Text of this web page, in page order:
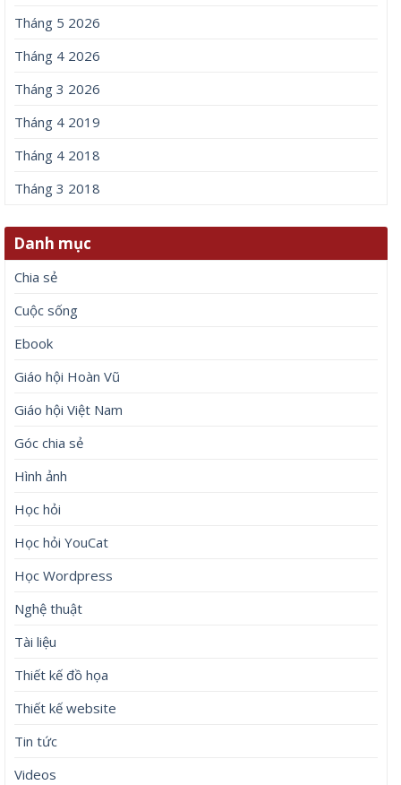
Tháng 5 2026
Tháng 4 2026
Tháng 3 2026
Tháng 4 2019
Tháng 4 2018
Tháng 3 2018
Danh mục
Chia sẻ
Cuộc sống
Ebook
Giáo hội Hoàn Vũ
Giáo hội Việt Nam
Góc chia sẻ
Hình ảnh
Học hỏi
Học hỏi YouCat
Học Wordpress
Nghệ thuật
Tài liệu
Thiết kế đồ họa
Thiết kế website
Tin tức
Videos